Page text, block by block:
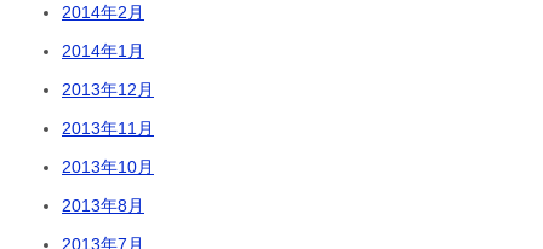
2014年2月
2014年1月
2013年12月
2013年11月
2013年10月
2013年8月
2013年7月